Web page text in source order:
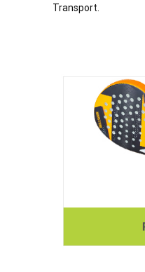
Transport.